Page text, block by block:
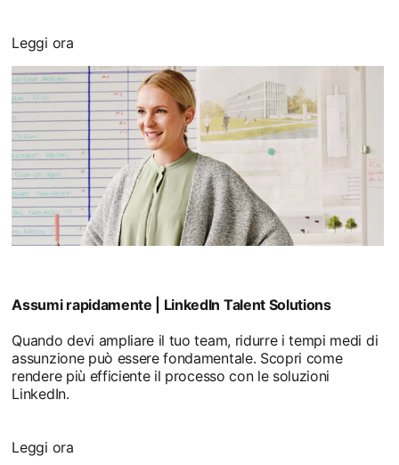
Leggi ora
Assumi rapidamente | LinkedIn Talent Solutions
Quando devi ampliare il tuo team, ridurre i tempi medi di
assunzione può essere fondamentale. Scopri come
rendere più efficiente il processo con le soluzioni
LinkedIn.
Leggi ora